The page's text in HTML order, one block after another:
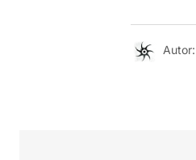
Autor: